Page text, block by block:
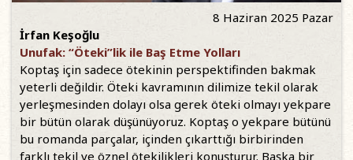
8 Haziran 2025 Pazar
İrfan Keşoğlu
Unufak: “Öteki”lik ile Baş Etme Yolları
Koptaş için sadece ötekinin perspektifinden bakmak
yeterli değildir. Öteki kavramının dilimize tekil olarak
yerleşmesinden dolayı olsa gerek öteki olmayı yekpare
bir bütün olarak düşünüyoruz. Koptaş o yekpare bütünü
bu romanda parçalar, içinden çıkarttığı birbirinden
farklı tekil ve öznel ötekilikleri konuşturur. Başka bir